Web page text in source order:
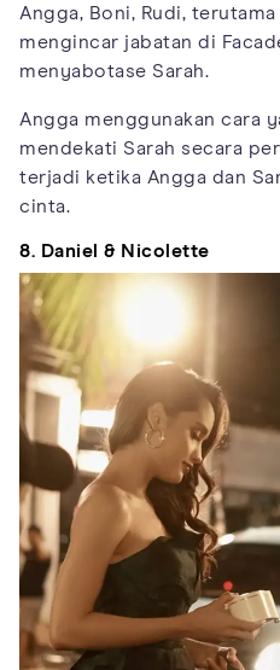
Angga, Boni, Rudi,
mengincar jabatan di
menyabotase Sarah.
Angga menggunakan cara
mendekati Sarah secara
terjadi ketika Angga dan
cinta.
8. Daniel & Nicolette